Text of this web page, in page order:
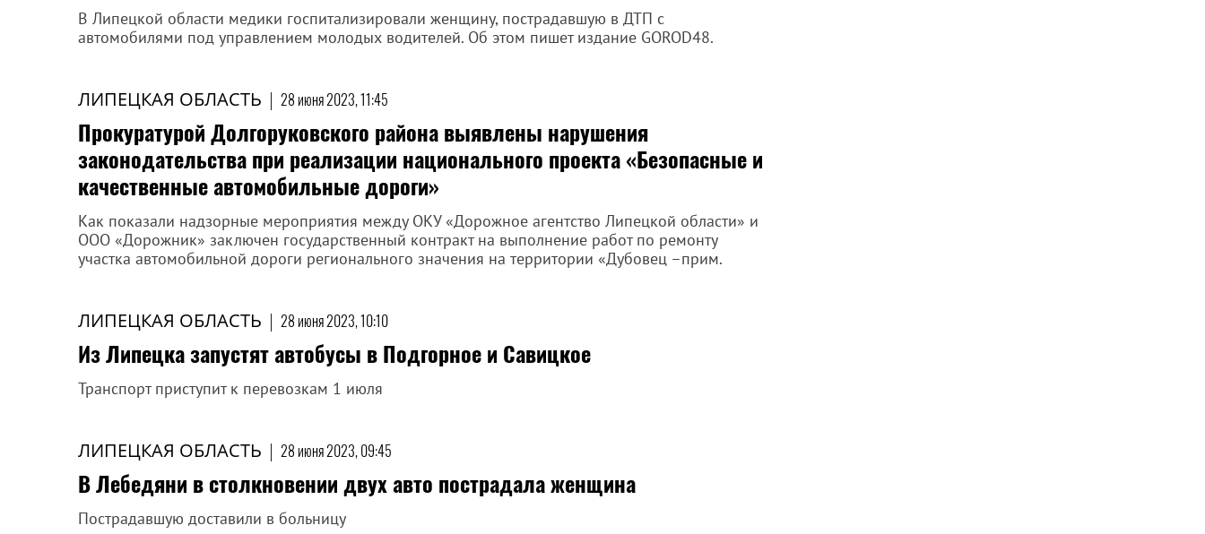
В Липецкой области медики госпитализировали женщину, пострадавшую в ДТП с
автомобилями под управлением молодых водителей. Об этом пишет издание GOROD48.
ЛИПЕЦКАЯ ОБЛАСТЬ | 28 июня 2023, 11:45
Прокуратурой Долгоруковского района выявлены нарушения
законодательства при реализации национального проекта «Безопасные и
качественные автомобильные дороги»
Как показали надзорные мероприятия между ОКУ «Дорожное агентство Липецкой области» и
ООО «Дорожник» заключен государственный контракт на выполнение работ по ремонту
участка автомобильной дороги регионального значения на территории «Дубовец –прим.
ЛИПЕЦКАЯ ОБЛАСТЬ | 28 июня 2023, 10:10
Из Липецка запустят автобусы в Подгорное и Савицкое
Транспорт приступит к перевозкам 1 июля
ЛИПЕЦКАЯ ОБЛАСТЬ | 28 июня 2023, 09:45
В Лебедяни в столкновении двух авто пострадала женщина
Пострадавшую доставили в больницу